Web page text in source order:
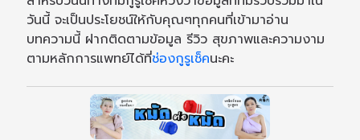
วันนี้ จะเป็นประโยชน์ให้กับคุณๆทุกคนที่เข้ามาอ่าน
บทความนี้ ฝากติดตามข้อมูล รีวิว สุขภาพและความงาม
ตามหลักการแพทย์ได้ที่ช่องกูรูเช็คนะคะ